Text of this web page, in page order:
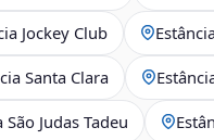
Jockey Club
Santa Clara
São Judas Tadeu